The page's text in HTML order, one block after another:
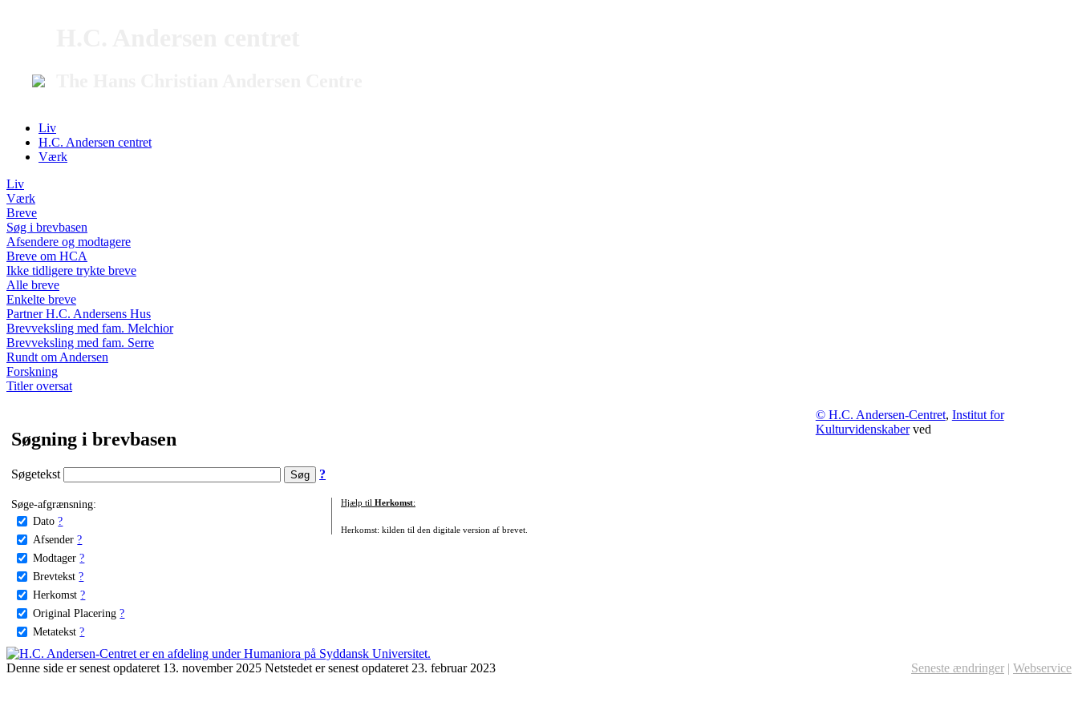
Liv
H.C. Andersen centret
Værk
Liv
Værk
Breve
Søg i brevbasen
Afsendere og modtagere
Breve om HCA
Ikke tidligere trykte breve
Alle breve
Enkelte breve
Partner H.C. Andersens Hus
Brevveksling med fam. Melchior
Brevveksling med fam. Serre
Rundt om Andersen
Forskning
Titler oversat
Søgning i brevbasen
Søgetekst ?
Søge-afgrænsning:
Dato ?
Afsender ?
Modtager ?
Brevtekst ?
Herkomst ?
Original Placering ?
Metatekst ?
Hjælp til Herkomst:
Herkomst: kilden til den digitale version af brevet.
© H.C. Andersen-Centret, Institut for
Kulturvidenskaberved
Denne side er senest opdateret 13. november 2025 Netstedet er senest opdateret 23. februar 2023 Seneste ændringer | Webservice